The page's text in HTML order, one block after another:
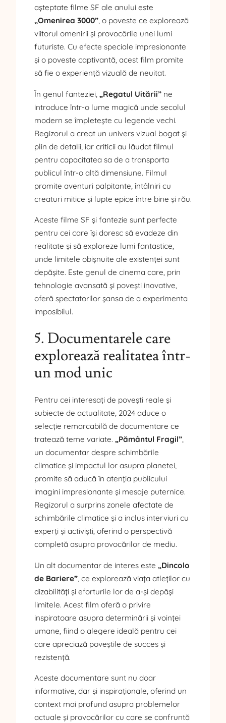
așteptate filme SF ale anului este
„Omenirea 3000”, o poveste ce explorează
viitorul omenirii și provocările unei lumi
futuriste. Cu efecte speciale impresionante
și o poveste captivantă, acest film promite
să fie o experiență vizuală de neuitat.
În genul fanteziei, „Regatul Uitării” ne
introduce într-o lume magică unde secolul
modern se împletește cu legende vechi.
Regizorul a creat un univers vizual bogat și
plin de detalii, iar criticii au lăudat filmul
pentru capacitatea sa de a transporta
publicul într-o altă dimensiune. Filmul
promite aventuri palpitante, întâlniri cu
creaturi mitice și lupte epice între bine și rău.
Aceste filme SF și fantezie sunt perfecte
pentru cei care își doresc să evadeze din
realitate și să exploreze lumi fantastice,
unde limitele obișnuite ale existenței sunt
depășite. Este genul de cinema care, prin
tehnologie avansată și povești inovative,
oferă spectatorilor șansa de a experimenta
imposibilul.
5. Documentarele care
explorează realitatea într-
un mod unic
Pentru cei interesați de povești reale și
subiecte de actualitate, 2024 aduce o
selecție remarcabilă de documentare ce
tratează teme variate. „Pământul Fragil”,
un documentar despre schimbările
climatice și impactul lor asupra planetei,
promite să aducă în atenția publicului
imagini impresionante și mesaje puternice.
Regizorul a surprins zonele afectate de
schimbările climatice și a inclus interviuri cu
experți și activiști, oferind o perspectivă
completă asupra provocărilor de mediu.
Un alt documentar de interes este „Dincolo
de Bariere” , ce explorează viața atleților cu
dizabilități și eforturile lor de a-și depăși
limitele. Acest film oferă o privire
inspiratoare asupra determinării și voinței
umane, fiind o alegere ideală pentru cei
care apreciază poveștile de succes și
rezistență.
Aceste documentare sunt nu doar
informative, dar și inspiraționale, oferind un
context mai profund asupra problemelor
actuale și provocărilor cu care se confruntă